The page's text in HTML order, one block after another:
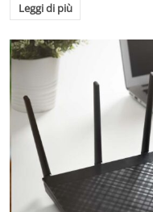
Leggi di più